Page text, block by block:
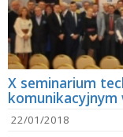
X seminarium
22/01/2018